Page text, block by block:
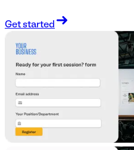
Get started